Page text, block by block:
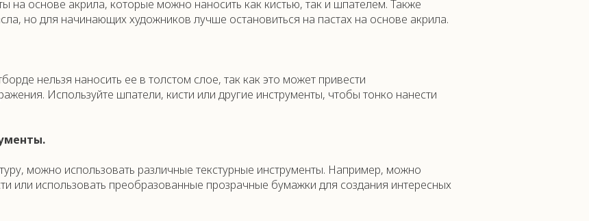
на основе акрила, которые можно наносить как кистью, так и шпателем. Также
но для начинающих художников лучше остановиться на пастах на основе акрила.
нельзя наносить ее в толстом слое, так как это может привести
Используйте шпатели, кисти или другие инструменты, чтобы тонко нанести
можно использовать различные текстурные инструменты. Например, можно
или использовать преобразованные прозрачные бумажки для создания интересных